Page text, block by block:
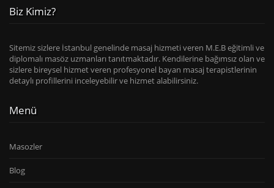
Biz Kimiz?
Sitemiz sizlere İstanbul genelinde masaj hizmeti veren M.E.B eğitimli ve
diplomalı masöz uzmanları tanıtmaktadır. Kendilerine bağımsız olan ve
sizlere bireysel hizmet veren profesyonel bayan masaj terapistlerinin
detaylı profillerini inceleyebilir ve hizmet alabilirsiniz.
Menü
Masozler
Blog